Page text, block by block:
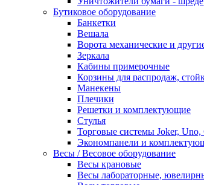
Бутиковое оборудование
Банкетки
Вешала
Ворота механические и
Зеркала
Кабины примерочные
Корзины для распродаж,
Манекены
Плечики
Решетки и комплектующие
Стулья
Торговые системы Joker,
Экономпанели и
Весы / Весовое оборудование
Весы крановые
Весы лабораторные,